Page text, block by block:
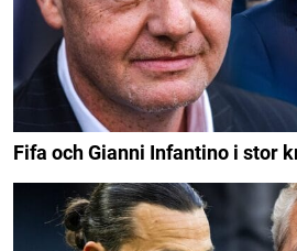
Fifa och Gianni Infantino i stor